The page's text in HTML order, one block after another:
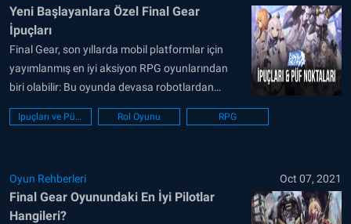
Yeni Başlayanlara Özel Final Gear
İpuçları
Final Gear, son yıllarda mobil platformlar için
yayımlanmış en iyi aksiyon RPG oyunlarından
biri olabilir: Bu oyunda devasa robotlardan
oluşan bir takımı kontrol ederek diğer robotlara
karşı savaşıyorsunuz. Gerçek zamanlı savaş
çekici yönlerini oluşturuyor. Temel mekanikleri
hazırladığımız incelemede...
Ipuçları ve Püf noktaları Rol Oyunu RPG
Oyun Rehberleri Oct 07, 2021
Final Gear Oyunundaki En İyi Pilotlar
Hangileri?